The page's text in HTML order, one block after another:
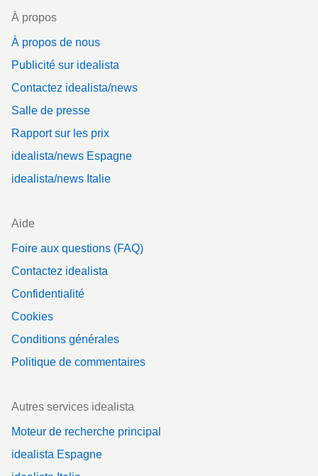
Footer
À propos
À propos de nous
Publicité sur idealista
Contactez idealista/news
Salle de presse
Rapport sur les prix
idealista/news Espagne
idealista/news Italie
Aide
Foire aux questions (FAQ)
Contactez idealista
Confidentialité
Cookies
Conditions générales
Politique de commentaires
Autres services idealista
Moteur de recherche principal
idealista Espagne